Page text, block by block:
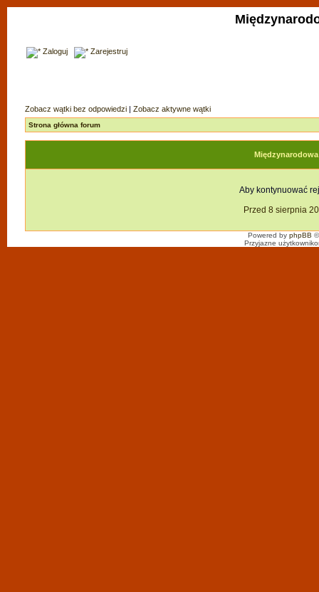
Zaloguj Zarejestruj
Zobacz wątki bez odpowiedzi | Zobacz aktywne wątki
Strona główna forum
Aby kontynuować
Przed 8 sierpnia
Powered by phpBB
Przyjazne